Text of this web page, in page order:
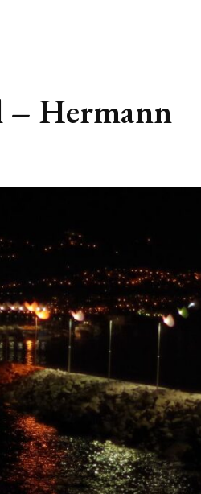
– Hermann